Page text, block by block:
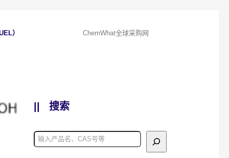
ChemWhat全球采购网
）
搜索